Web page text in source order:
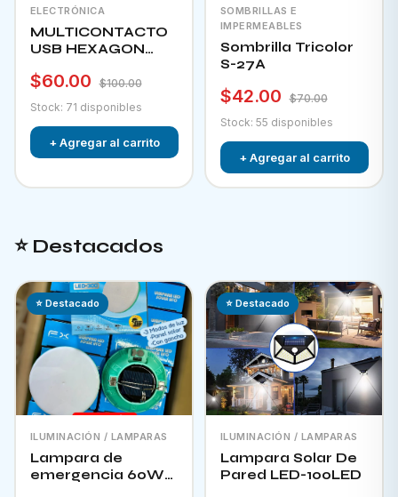
ELECTRÓNICA
MULTICONTACTO
USB HEXAGON
$60.00
$100.00
Stock: 71 disponibles
+ Agregar al carrito
SOMBRILLAS E
IMPERMEABLES
Sombrilla Tricolor
S-27A
$42.00
$70.00
Stock: 55 disponibles
+ Agregar al carrito
⭐ Destacados
⭐ Destacado
ILUMINACIÓN / LAMPARAS
Lampara de
emergencia 60W
⭐ Destacado
ILUMINACIÓN / LAMPARAS
Lampara Solar De
Pared LED-100LED